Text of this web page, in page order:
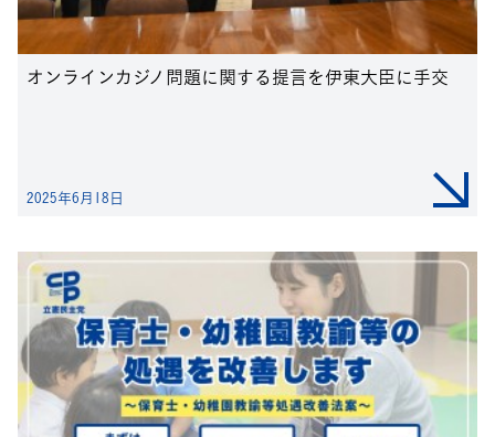
オンラインカジノ問題に関する提言を伊東大臣に手交
2025年6月18日